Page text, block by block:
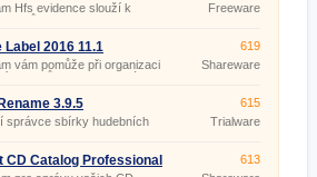
Hfs evidence slouží k
titulů.
Freeware
Label 2016 11.1
vám pomůže při organizaci
filmů na VHS kazetách,
619
Shareware
3.9.5
správce sbírky hudebních
615
Trialware
CD Catalog Professional
613